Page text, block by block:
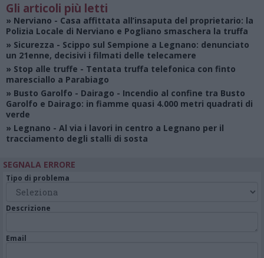
Gli articoli più letti
» Nerviano - Casa affittata all’insaputa del proprietario: la
Polizia Locale di Nerviano e Pogliano smaschera la truffa
» Sicurezza - Scippo sul Sempione a Legnano: denunciato
un 21enne, decisivi i filmati delle telecamere
» Stop alle truffe - Tentata truffa telefonica con finto
maresciallo a Parabiago
» Busto Garolfo - Dairago - Incendio al confine tra Busto
Garolfo e Dairago: in fiamme quasi 4.000 metri quadrati di
verde
» Legnano - Al via i lavori in centro a Legnano per il
tracciamento degli stalli di sosta
SEGNALA ERRORE
Tipo di problema
Descrizione
Email